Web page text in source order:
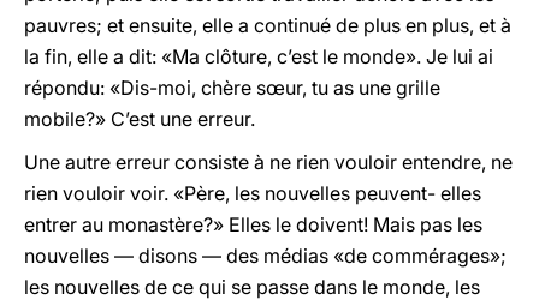
pauvres; et ensuite, elle a continué de plus en plus, et à
la fin, elle a dit: «Ma clôture, c’est le monde». Je lui ai
répondu: «Dis-moi, chère sœur, tu as une grille
mobile?» C’est une erreur.
Une autre erreur consiste à ne rien vouloir entendre, ne
rien vouloir voir. «Père, les nouvelles peuvent- elles
entrer au monastère?» Elles le doivent! Mais pas les
nouvelles — disons — des médias «de commérages»;
les nouvelles de ce qui se passe dans le monde, les